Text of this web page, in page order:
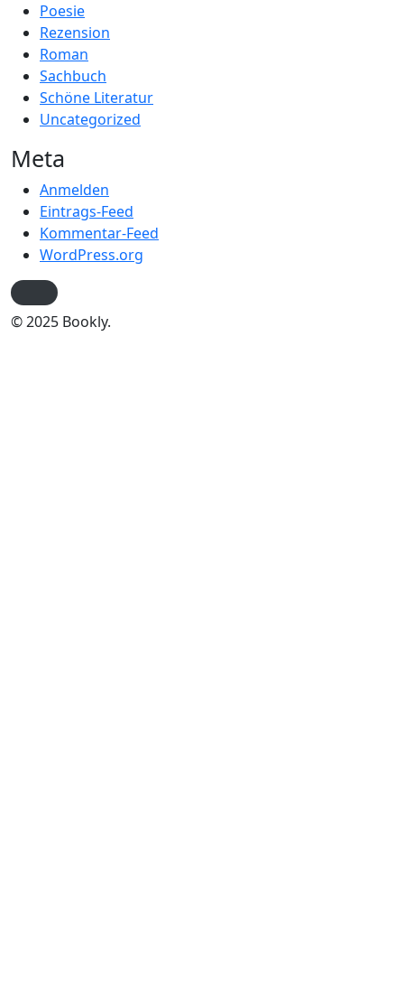
Poesie
Rezension
Roman
Sachbuch
Schöne Literatur
Uncategorized
Meta
Anmelden
Eintrags-Feed
Kommentar-Feed
WordPress.org
© 2025 Bookly.